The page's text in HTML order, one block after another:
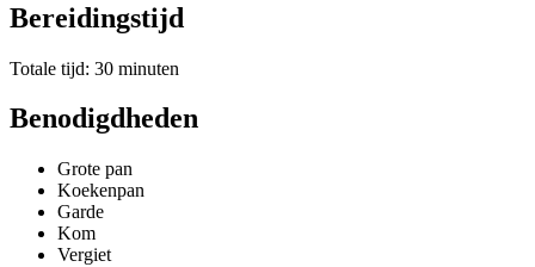
Bereidingstijd
Totale tijd: 30 minuten
Benodigdheden
Grote pan
Koekenpan
Garde
Kom
Vergiet